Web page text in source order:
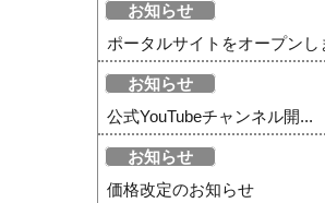
お知らせ
ポータルサイトをオープンし
お知らせ
公式YouTubeチャンネル開...
お知らせ
価格改定のお知らせ